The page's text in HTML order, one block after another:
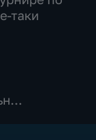
таки